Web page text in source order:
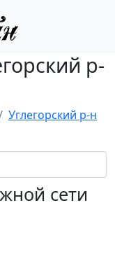
р-
Углегорский р-н
сети